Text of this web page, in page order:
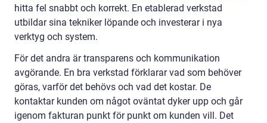
hitta fel snabbt och korrekt. En etablerad verkstad
utbildar sina tekniker löpande och investerar i nya
verktyg och system.
För det andra är transparens och kommunikation
avgörande. En bra verkstad förklarar vad som behöver
göras, varför det behövs och vad det kostar. De
kontaktar kunden om något oväntat dyker upp och går
igenom fakturan punkt för punkt om kunden vill. Det